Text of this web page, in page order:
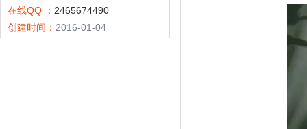
在线QQ ： 2465674490
创建时间： 2016-01-04